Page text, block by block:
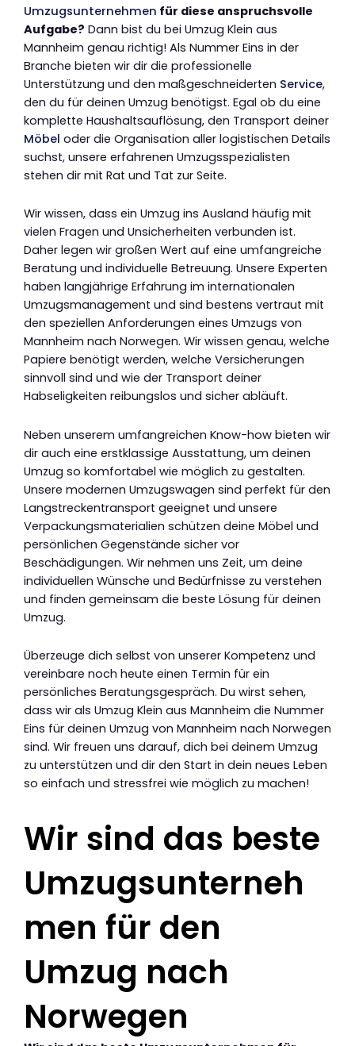
Umzugsunternehmen für diese anspruchsvolle
Aufgabe? Dann bist du bei Umzug Klein aus
Mannheim genau richtig! Als Nummer Eins in der
Branche bieten wir dir die professionelle
Unterstützung und den maßgeschneiderten Service,
den du für deinen Umzug benötigst. Egal ob du eine
komplette Haushaltsauflösung, den Transport deiner
Möbel oder die Organisation aller logistischen Details
suchst, unsere erfahrenen Umzugsspezialisten
stehen dir mit Rat und Tat zur Seite.
Wir wissen, dass ein Umzug ins Ausland häufig mit
vielen Fragen und Unsicherheiten verbunden ist.
Daher legen wir großen Wert auf eine umfangreiche
Beratung und individuelle Betreuung. Unsere Experten
haben langjährige Erfahrung im internationalen
Umzugsmanagement und sind bestens vertraut mit
den speziellen Anforderungen eines Umzugs von
Mannheim nach Norwegen. Wir wissen genau, welche
Papiere benötigt werden, welche Versicherungen
sinnvoll sind und wie der Transport deiner
Habseligkeiten reibungslos und sicher abläuft.
Neben unserem umfangreichen Know-how bieten wir
dir auch eine erstklassige Ausstattung, um deinen
Umzug so komfortabel wie möglich zu gestalten.
Unsere modernen Umzugswagen sind perfekt für den
Langstreckentransport geeignet und unsere
Verpackungsmaterialien schützen deine Möbel und
persönlichen Gegenstände sicher vor
Beschädigungen. Wir nehmen uns Zeit, um deine
individuellen Wünsche und Bedürfnisse zu verstehen
und finden gemeinsam die beste Lösung für deinen
Umzug.
Überzeuge dich selbst von unserer Kompetenz und
vereinbare noch heute einen Termin für ein
persönliches Beratungsgespräch. Du wirst sehen,
dass wir als Umzug Klein aus Mannheim die Nummer
Eins für deinen Umzug von Mannheim nach Norwegen
sind. Wir freuen uns darauf, dich bei deinem Umzug
zu unterstützen und dir den Start in dein neues Leben
so einfach und stressfrei wie möglich zu machen!
Wir sind das beste
Umzugsunterneh
men für den
Umzug nach
Norwegen